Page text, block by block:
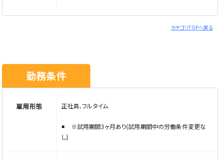
人柄重視での採用です！経験がなくてもしっかり育てていく
※ご応募の際は「Elabel（エラベル）を見た」とお伝えくださ
カテゴリTOPへ戻る
勤務条件
雇用形態 正社員、フルタイム
※試用期間3ヶ月あり(試用期間中の労働条件変更な
し)